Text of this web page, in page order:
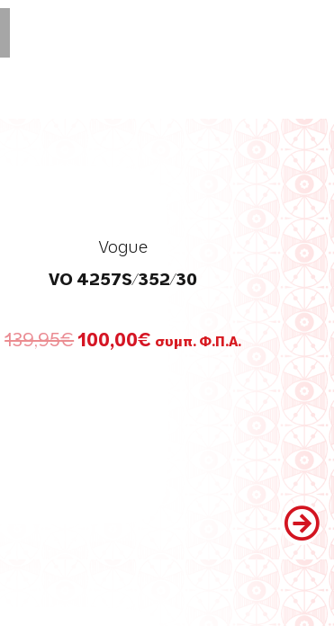
Vogue
VO 4257S/352/30
139,95€ Original
100,00€ Η
συμπ. Φ.Π.Α.